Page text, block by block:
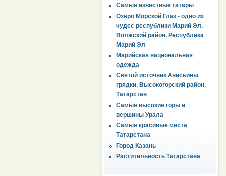
Самые известные татары
Озеро Морской Глаз - одно из
чудес республики Марий Эл.
Волжский район, Республика
Марий Эл
Марийская национальная
одежда
Святой источник Анисьины
грядки, Высокогорский район,
Татарстан
Самые высокие горы и
вершины Урала
Самые красивые места
Татарстана
Город Казань
Растительность Татарстана